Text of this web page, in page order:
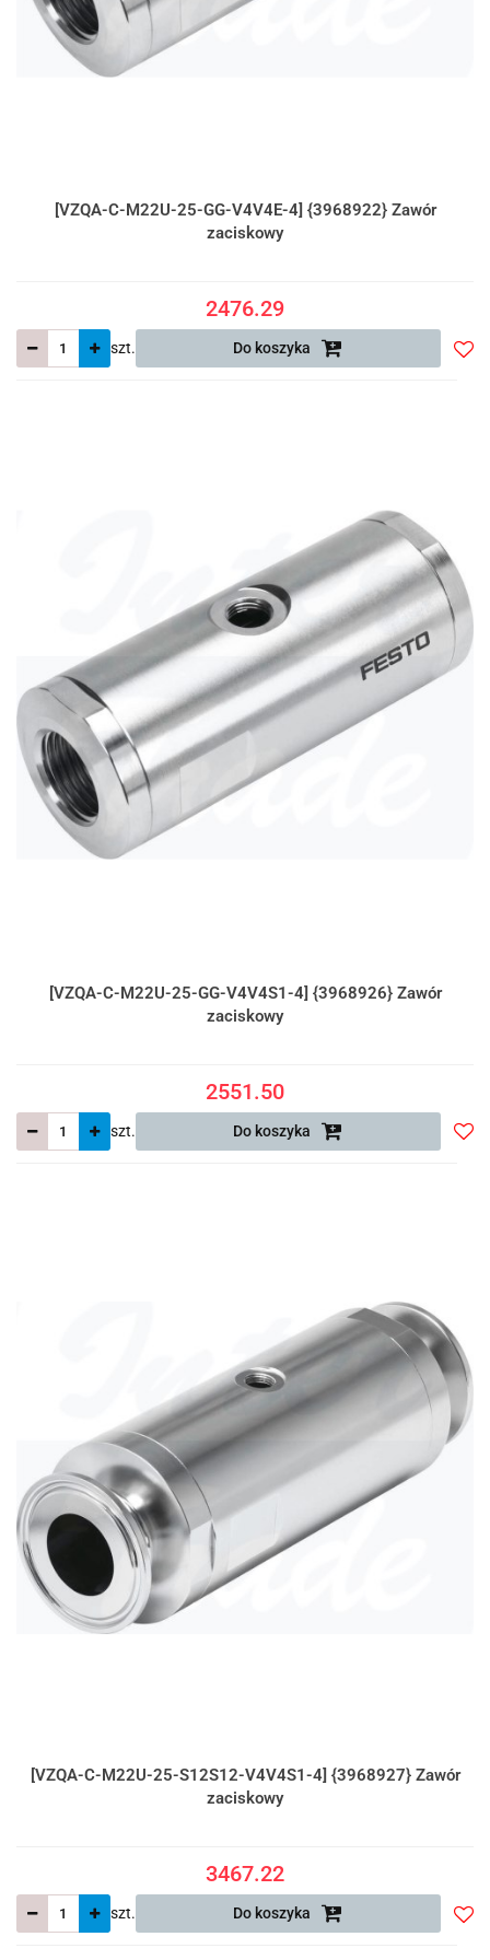
[VZQA-C-M22U-25-GG-V4V4E-4] {3968922} Zawór
zaciskowy
2476.29
szt. Do koszyka
[VZQA-C-M22U-25-GG-V4V4S1-4] {3968926} Zawór
zaciskowy
2551.50
szt. Do koszyka
[VZQA-C-M22U-25-S12S12-V4V4S1-4] {3968927} Zawór
zaciskowy
3467.22
szt. Do koszyka